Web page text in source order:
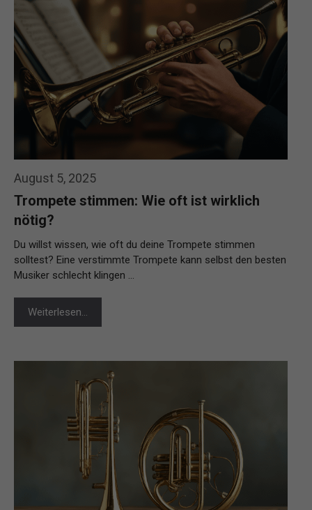
August 5, 2025
Trompete stimmen: Wie oft ist wirklich
nötig?
Du willst wissen, wie oft du deine Trompete stimmen
solltest? Eine verstimmte Trompete kann selbst den besten
Musiker schlecht klingen …
Weiterlesen…